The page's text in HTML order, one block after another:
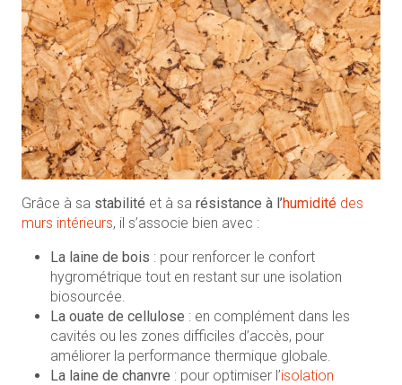
Grâce à sa stabilité et à sa résistance à l’humidité des
murs intérieurs, il s’associe bien avec :
La laine de bois : pour renforcer le confort
hygrométrique tout en restant sur une isolation
biosourcée.
La ouate de cellulose : en complément dans les
cavités ou les zones difficiles d’accès, pour
améliorer la performance thermique globale.
La laine de chanvre : pour optimiser l’isolation